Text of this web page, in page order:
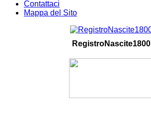
Contattaci
Mappa del Sito
RegistroNascite1800